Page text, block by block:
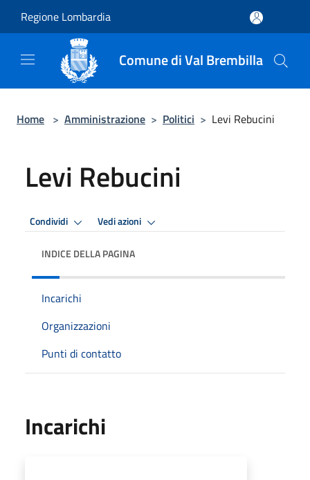
Regione Lombardia
Comune di Val Brembilla
Home > Amministrazione > Politici > Levi Rebucini
Levi Rebucini
Condividi Vedi azioni
INDICE DELLA PAGINA
Incarichi
Organizzazioni
Punti di contatto
Incarichi